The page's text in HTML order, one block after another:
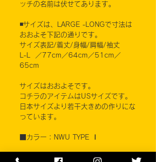
ッチの名前は伏せてあります。
◾️サイズは、LARGE -LONGで寸法は
おおよそ下記の通りです。
サイズ表記/着丈/身幅/肩幅/袖丈
L-L ／77cm／64cm／51cm／
65cm
サイズはおおよそです。
コチラのアイテムはUSサイズです。
日本サイズより若干大きめの作りにな
っています。
■カラー：NWU TYPE Ⅰ
素材 コットン50% ナイロン50%